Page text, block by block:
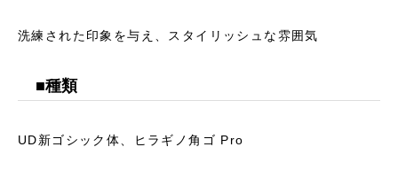
看板サイン工事事例
看板通販
看板資材通販
洗練された印象を与え、スタイリッシュな雰囲気
■種類
UD新ゴシック体、ヒラギノ角ゴ Pro